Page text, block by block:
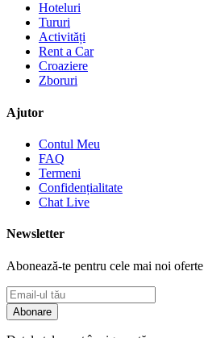
Hoteluri
Tururi
Activități
Rent a Car
Croaziere
Zboruri
Ajutor
Contul Meu
FAQ
Termeni
Confidențialitate
Chat Live
Newsletter
Abonează-te pentru cele mai noi oferte
Abonare